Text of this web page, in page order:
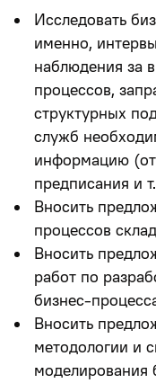
Исследовать
именно,
наблюдения за
процессов,
структурных
служб
информацию
предписания и
Вносить
процессов
Вносить
работ по
бизнес-
Вносить
методологии и
моделирования